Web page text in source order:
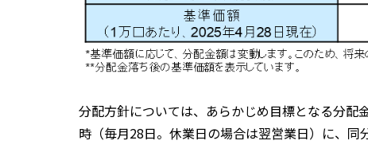
分配方針については、あらかじめ目標となる分配
時（毎月28日。休業日の場合は翌営業日）に、同